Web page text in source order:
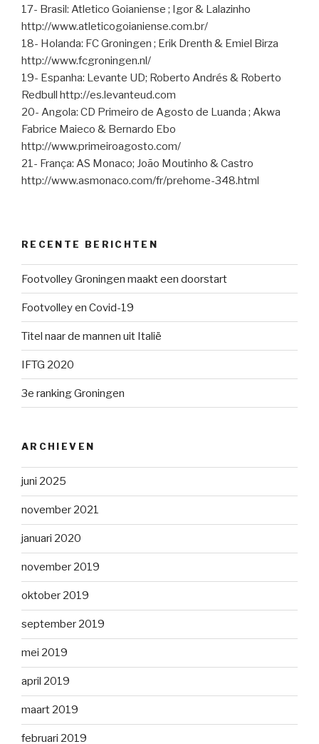
17- Brasil: Atletico Goianiense ; Igor & Lalazinho
http://www.atleticogoianiense.com.br/
18- Holanda: FC Groningen ; Erik Drenth & Emiel Birza
http://www.fcgroningen.nl/
19- Espanha: Levante UD; Roberto Andrés & Roberto
Redbull http://es.levanteud.com
20- Angola: CD Primeiro de Agosto de Luanda ; Akwa
Fabrice Maieco & Bernardo Ebo
http://www.primeiroagosto.com/
21- França: AS Monaco; João Moutinho & Castro
http://www.asmonaco.com/fr/prehome-348.html
RECENTE BERICHTEN
Footvolley Groningen maakt een doorstart
Footvolley en Covid-19
Titel naar de mannen uit Italië
IFTG 2020
3e ranking Groningen
ARCHIEVEN
juni 2025
november 2021
januari 2020
november 2019
oktober 2019
september 2019
mei 2019
april 2019
maart 2019
februari 2019